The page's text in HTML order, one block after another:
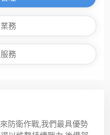
務
務
防衛作戰,我們最具優勢